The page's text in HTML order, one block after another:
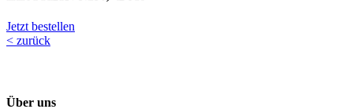
Jetzt bestellen
< zurück
Über uns